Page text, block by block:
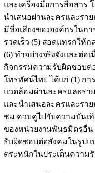
และเครื่องมือการสื่อสาร
นำเสนอผ่านละครและราย
มีชื่อเสียงขององค์กรในกา
รวดเร็ว (5) สอดแทรกให้
(6) ทำอย่างจริงจังและต่อ
กิจกรรมความรับผิดชอบต่
โทรทัศน์ไทย ได้แก่ (1) กา
แวดล้อมผ่านละครและรา
และนำเสนอละครและรา
ชม ควบคู่ไปกับความบันเ
ของหน่วยงานพันธมิตรอื่น
รับผิดชอบต่อสังคมในรูปแ
ตระหนักในประเด็นความ